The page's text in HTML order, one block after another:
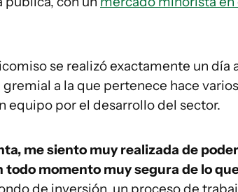
se realizó exactamente un día
gremial a la que pertenece hace
equipo por el desarrollo del sector.
me siento muy realizada de
todo momento muy segura de lo